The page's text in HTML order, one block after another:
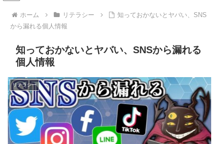
ホーム リテラシー
知っておかないとヤバい、SNS
から漏れる個人情報
知っておかないとヤバい、SNSから漏れる
個人情報
リテラシー